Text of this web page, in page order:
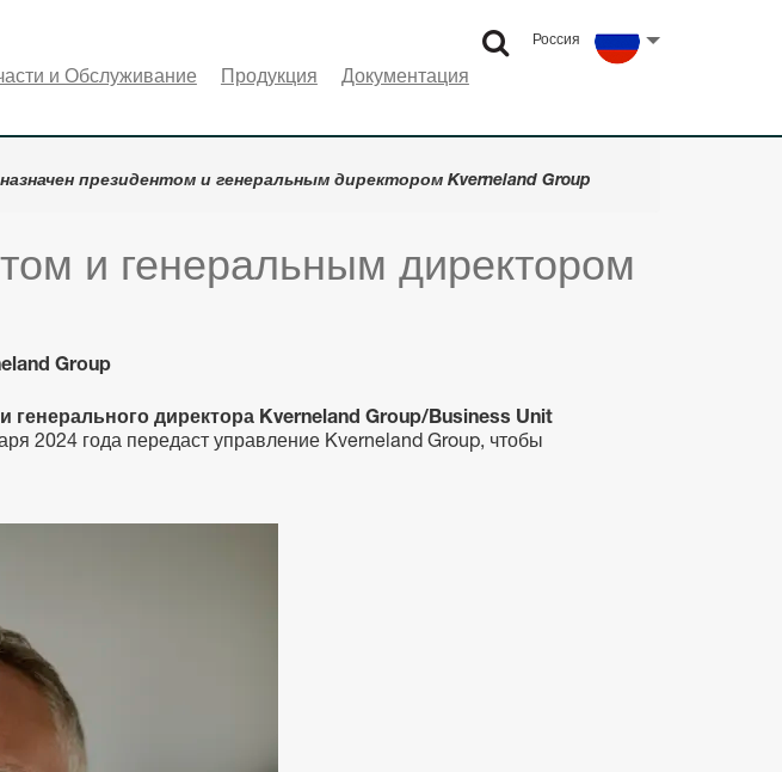
Россия
Select language
и Обслуживание Продукция Документация
президентом и генеральным директором Kverneland Group
и генеральным директором
Group
генерального директора Kverneland Group/Business Unit
2024 года передаст управление Kverneland Group, чтобы